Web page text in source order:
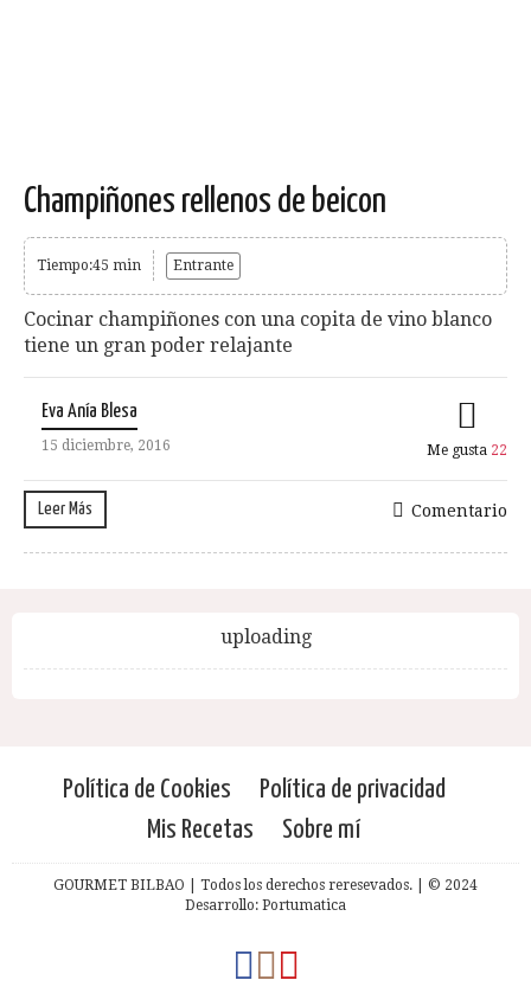
Champiñones rellenos de beicon
Tiempo:45 min Entrante
Cocinar champiñones con una copita de vino blanco
tiene un gran poder relajante
Eva Anía Blesa
15 diciembre, 2016 Me gusta 22
Leer Más Comentario
uploading
Política de Cookies
Política de privacidad
Mis Recetas
Sobre mí
GOURMET BILBAO | Todos los derechos reresevados. | © 2024
Desarrollo: Portumatica